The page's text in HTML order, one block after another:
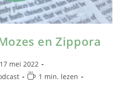
en Zippora
17 mei 2022
1 min. lezen